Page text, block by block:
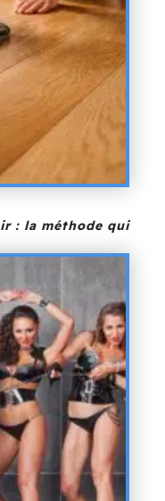
: la méthode qui